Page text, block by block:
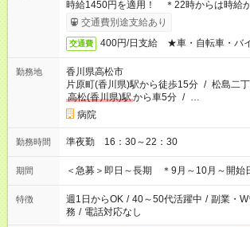
時給1450円を適用！ ＊22時からは時給
交通費別途支給あり
交通費 400円/日支給 ★車・自転車・バイ
勤務地
香川県高松市
片原町(香川県)駅から徒歩15分 / 松島二
高松(香川県)駅から車5分 / …
病院
勤務時間 準夜勤 16：30～22：30
期間 ＜急募＞即日～長期 ＊9月～10月～開始
特徴 週1日からOK / 40～50代活躍中 / 副業・
務 / 電話対応なし